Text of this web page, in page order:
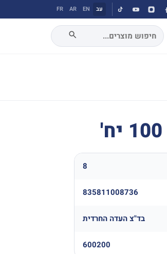
עב EN
AR
FR
8
835811008736
בד"צ העדה החרדית
600200